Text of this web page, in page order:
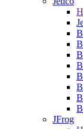
JFrog